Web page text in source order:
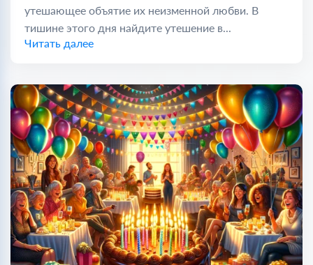
утешающее объятие их неизменной любви. В
тишине этого дня найдите утешение в...
Читать далее